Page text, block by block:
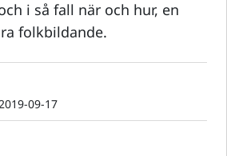
i så fall när och hur, en
folkbildande.
09-17